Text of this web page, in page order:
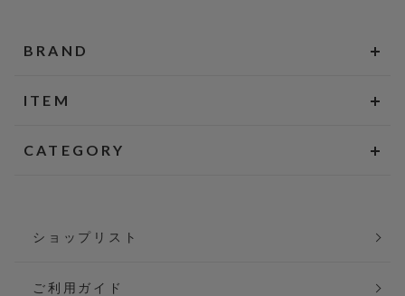
BRAND
ITEM
CATEGORY
ショップリスト
ご利用ガイド